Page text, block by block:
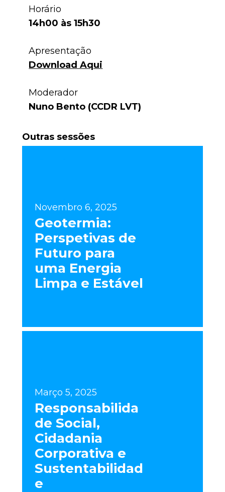
Horário
14h00 às 15h30
Apresentação
Download Aqui
Moderador
Nuno Bento (CCDR LVT)
Outras sessões
Novembro 6, 2025
Geotermia:
Perspetivas de
Futuro para
uma Energia
Limpa e Estável
Março 5, 2025
Responsabilida
de Social,
Cidadania
Corporativa e
Sustentabilidad
e